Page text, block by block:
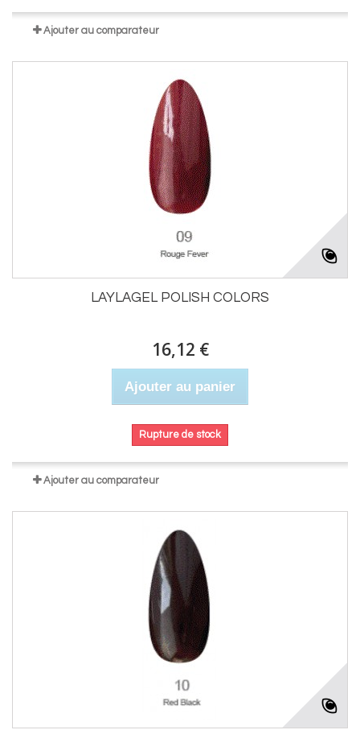
Ajouter au comparateur
LAYLAGEL POLISH COLORS
16,12 €
Ajouter au panier
Rupture de stock
Ajouter au comparateur